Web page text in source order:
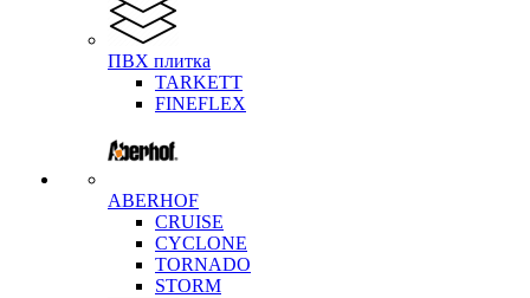
ПВХ плитка
TARKETT
FINEFLEX
ABERHOF
CRUISE
CYCLONE
TORNADO
STORM